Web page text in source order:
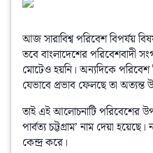
আজ সারাবিশ্ব পরিবেশ বিপর্যয়
তবে বাংলাদেশের পরিবেশবাদী
মোটেও হয়নি। অন্যদিকে পরিবেশ
যেভাবে প্রভাব ফেলছে তা অত্যন্ত
তাই এই আলােচনাটি পরিবেশের
পার্বত্য চট্টগ্রাম’ নাম দেয়া
কেন্দ্র করে।